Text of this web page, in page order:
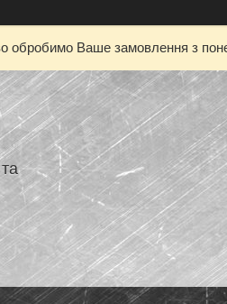
обробимо Ваше замовлення з